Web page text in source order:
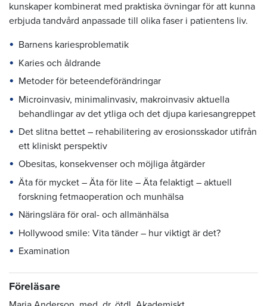
kunskaper kombinerat med praktiska övningar för att kunna
erbjuda tandvård anpassade till olika faser i patientens liv.
Barnens kariesproblematik
Karies och åldrande
Metoder för beteendeförändringar
Microinvasiv, minimalinvasiv, makroinvasiv aktuella
behandlingar av det ytliga och det djupa kariesangreppet
Det slitna bettet – rehabilitering av erosionsskador utifrån
ett kliniskt perspektiv
Obesitas, konsekvenser och möjliga åtgärder
Äta för mycket – Äta för lite – Äta felaktigt – aktuell
forskning fetmaoperation och munhälsa
Näringslära för oral- och allmänhälsa
Hollywood smile: Vita tänder – hur viktigt är det?
Examination
Föreläsare